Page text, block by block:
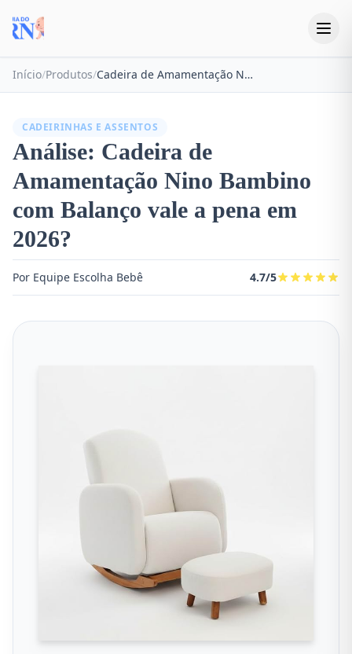
Início/Produtos/ Cadeira de Amamentação Nino Bambino com Balanço
CADEIRINHAS E ASSENTOS
Análise: Cadeira de
Amamentação Nino Bambino
com Balanço vale a pena em
2026?
Por Equipe Escolha Bebê 4.7/5